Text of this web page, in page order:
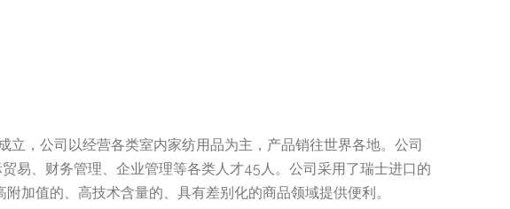
，公司以经营各类室内家纺用品为主，产品销往世界各地。公司
易、财务管理、企业管理等各类人才45人。公司采用了瑞士进口的
加值的、高技术含量的、具有差别化的商品领域提供便利。